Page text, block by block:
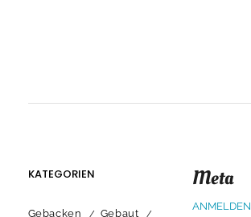
KATEGORIEN
Gebacken Gebaut
Meta
ANMELDEN